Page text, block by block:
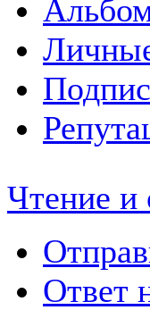
Чтение и
Ответ